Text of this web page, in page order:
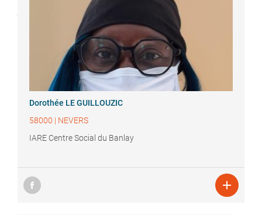
Dorothée LE GUILLOUZIC
58000 | NEVERS
IARE Centre Social du Banlay
